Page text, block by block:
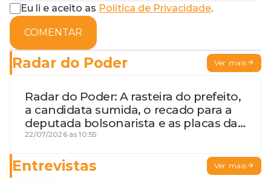
Eu li e aceito as Política de Privacidade.
COMENTAR
Radar do Poder Ver mais
Radar do Poder: A rasteira do prefeito,
a candidata sumida, o recado para a
deputada bolsonarista e as placas da
discórdia
22/07/2026 às 10:55
Entrevistas Ver mais